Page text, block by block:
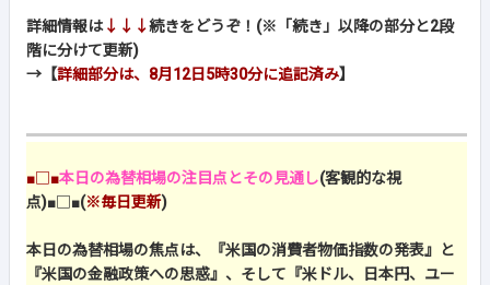
詳細情報は↓↓↓続きをどうぞ！(※「続き」以降の部分と2段
階に分けて更新)
→【詳細部分は、8月12日5時30分に追記済み】
■□■本日の為替相場の注目点とその見通し(客観的な視
点)■□■(※毎日更新)
本日の為替相場の焦点は、『米国の消費者物価指数の発表』と
『米国の金融政策への思惑』、そして『米ドル、日本円、ユー